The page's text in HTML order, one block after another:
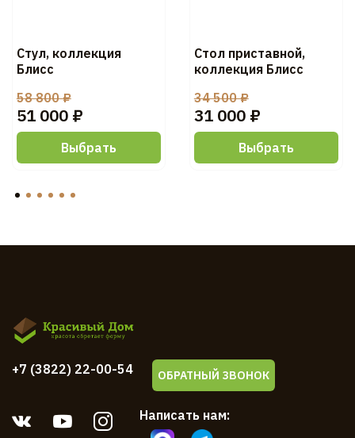
Стул, коллекция
Блисс
58 800 ₽
51 000 ₽
Выбрать
Стол приставной,
коллекция Блисс
34 500 ₽
31 000 ₽
Выбрать
Написать нам:
+7 (3822) 22-00-54 ОБРАТНЫЙ ЗВОНОК